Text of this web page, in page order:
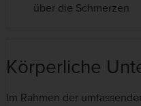
über die Schmerzen
Körperliche
Im Rahmen der